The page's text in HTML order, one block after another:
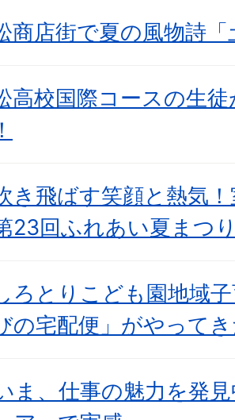
商店街で夏の風物詩
高校国際コースの生
き飛ばす笑顔と熱気
23回ふれあい夏まつ
ろとりこども園地域
の宅配便」がやって
ま、仕事の魅力を発